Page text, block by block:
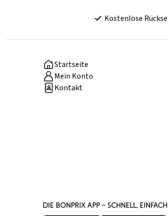
Kostenlose
Startseite
Mein Konto
Kontakt
DIE BONPRIX APP – SCHNELL,